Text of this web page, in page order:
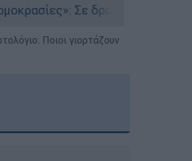
συνθήκες χιλιάδες
Ποιοι γιορτάζουν